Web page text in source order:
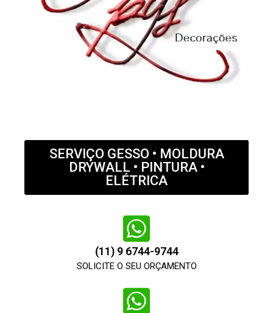
SERVIÇO GESSO • MOLDURA
DRYWALL • PINTURA •
ELÉTRICA
(11) 9 6744-9744
SOLICITE O SEU ORÇAMENTO